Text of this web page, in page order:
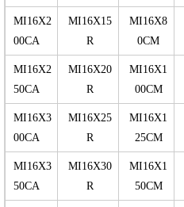
MI16X2
00CA
MI16X15
R
MI16X8
0CM
MI16X2
50CA
MI16X20
R
MI16X1
00CM
MI16X3
00CA
MI16X25
R
MI16X1
25CM
MI16X3
50CA
MI16X30
R
MI16X1
50CM